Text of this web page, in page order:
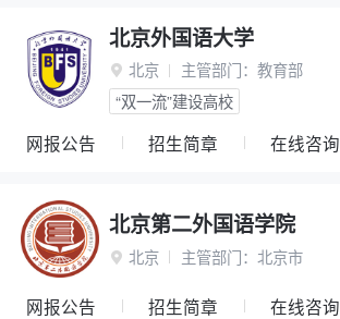
北京外国语大学
 北京 主管部门： 教育部
“双一流”建设高校
网报公告 招生简章 在线咨询
北京第二外国语学院
 北京 主管部门： 北京市
网报公告 招生简章 在线咨询